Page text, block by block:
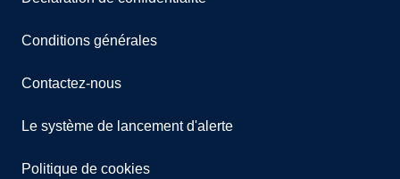
Conditions générales
Contactez-nous
Le système de lancement d'alerte
Politique de cookies